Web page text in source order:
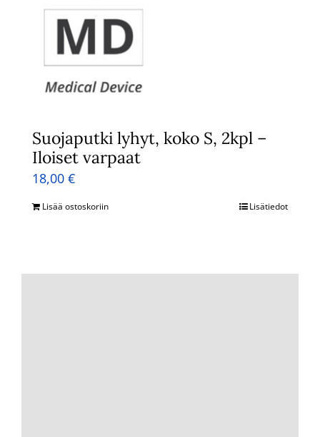
Suojaputki lyhyt, koko S, 2kpl –
Iloiset varpaat
18,00 €
Lisää ostoskoriin Lisätiedot